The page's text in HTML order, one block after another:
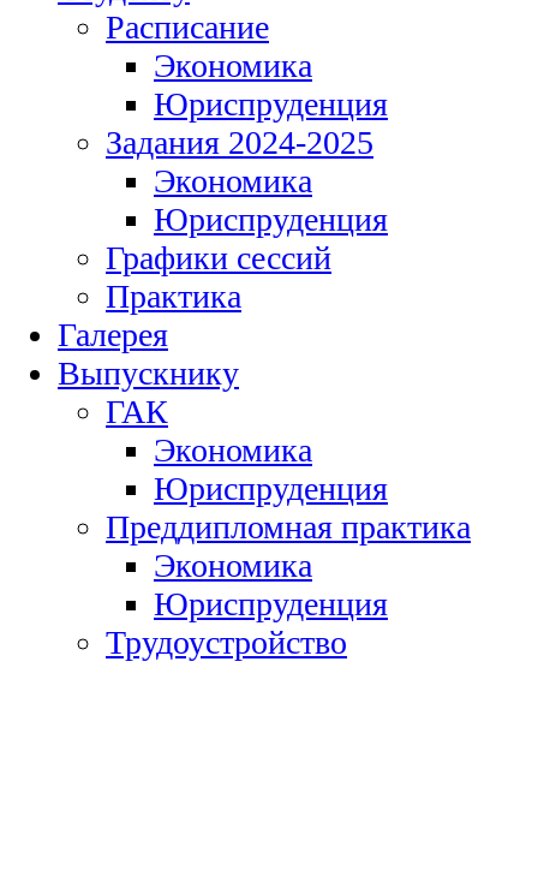
Расписание
Экономика
Юриспруденция
Задания 2024-2025
Экономика
Юриспруденция
Графики сессий
Практика
Галерея
Выпускнику
ГАК
Экономика
Юриспруденция
Преддипломная практика
Экономика
Юриспруденция
Трудоустройство